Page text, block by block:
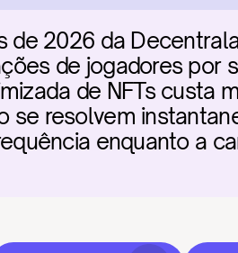
de 2026 da
de jogadores por
de NFTs custa
se resolvem
enquanto a